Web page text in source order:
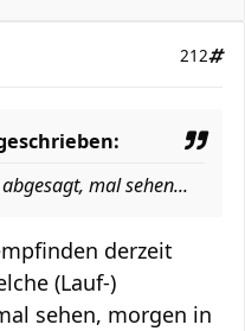
212
mal sehen...
derzeit
(Lauf-)
sehen, morgen in